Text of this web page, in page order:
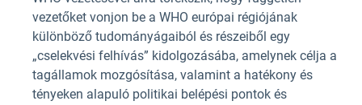
vezetőket vonjon be a WHO európai régiójának
különböző tudományágaiból és részeiből egy
„cselekvési felhívás” kidolgozásába, amelynek célja a
tagállamok mozgósítása, valamint a hatékony és
tényeken alapuló politikai belépési pontok és